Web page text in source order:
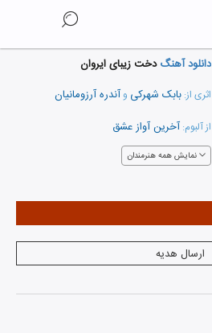
دانلود آهنگدخت زیبای ایروان
اثری از: بابک شهرکی و آندره آرزومانیان
از آلبوم: آخرین آواز عشق
نمایش همه هنرمندان
ارسال هدیه